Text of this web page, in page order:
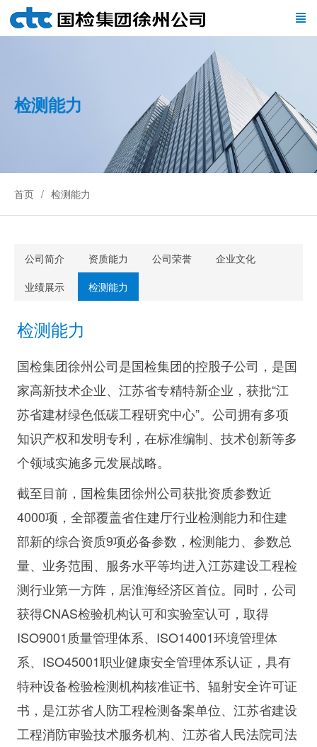
检测能力
首页 检测能力
公司简介 资质能力 公司荣誉
企业文化
业绩展示
检测能力
检测能力
国检集团徐州公司是国检集团的控股子公司，是国
家高新技术企业、江苏省专精特新企业，获批“江
苏省建材绿色低碳工程研究中心”。公司拥有多项
知识产权和发明专利，在标准编制、技术创新等多
个领域实施多元发展战略。
截至目前，国检集团徐州公司获批资质参数近
4000项，全部覆盖省住建厅行业检测能力和住建
部新的综合资质9项必备参数，检测能力、参数总
量、业务范围、服务水平等均进入江苏建设工程检
测行业第一方阵，居淮海经济区首位。同时，公司
获得CNAS检验机构认可和实验室认可，取得
ISO9001质量管理体系、ISO14001环境管理体
系、ISO45001职业健康安全管理体系认证，具有
特种设备检验检测机构核准证书、辐射安全许可证
书，是江苏省人防工程检测备案单位、江苏省建设
工程消防审验技术服务机构、江苏省人民法院司法